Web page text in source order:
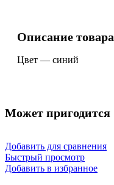
Описание товара
Цвет — синий
Может пригодится
Добавить для сравнения
Быстрый просмотр
Добавить в избранное